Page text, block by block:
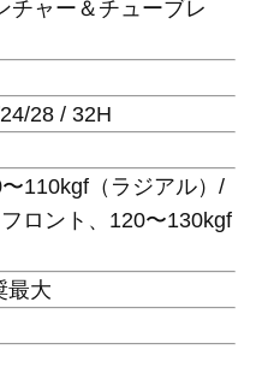
チャー＆チューブレ
28 / 32H
110kgf（ラジアル）/
ロント、120〜130kgf
最大